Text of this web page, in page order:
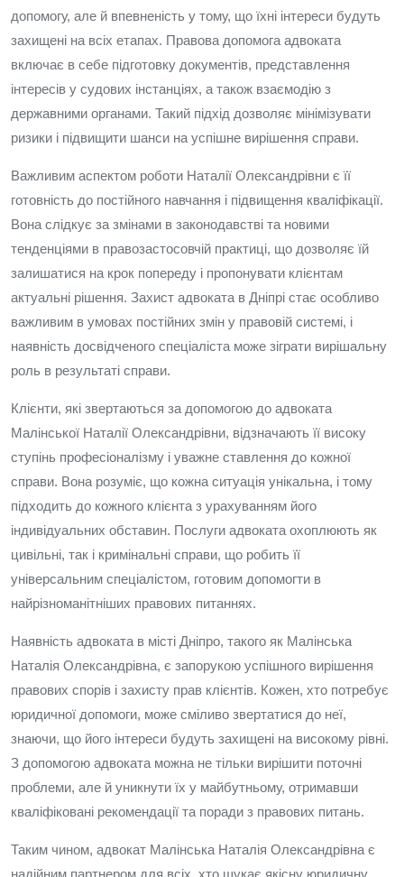
допомогу, але й впевненість у тому, що їхні інтереси будуть
захищені на всіх етапах. Правова допомога адвоката
включає в себе підготовку документів, представлення
інтересів у судових інстанціях, а також взаємодію з
державними органами. Такий підхід дозволяє мінімізувати
ризики і підвищити шанси на успішне вирішення справи.
Важливим аспектом роботи Наталії Олександрівни є її
готовність до постійного навчання і підвищення кваліфікації.
Вона слідкує за змінами в законодавстві та новими
тенденціями в правозастосовчій практиці, що дозволяє їй
залишатися на крок попереду і пропонувати клієнтам
актуальні рішення. Захист адвоката в Дніпрі стає особливо
важливим в умовах постійних змін у правовій системі, і
наявність досвідченого спеціаліста може зіграти вирішальну
роль в результаті справи.
Клієнти, які звертаються за допомогою до адвоката
Малінської Наталії Олександрівни, відзначають її високу
ступінь професіоналізму і уважне ставлення до кожної
справи. Вона розуміє, що кожна ситуація унікальна, і тому
підходить до кожного клієнта з урахуванням його
індивідуальних обставин. Послуги адвоката охоплюють як
цивільні, так і кримінальні справи, що робить її
універсальним спеціалістом, готовим допомогти в
найрізноманітніших правових питаннях.
Наявність адвоката в місті Дніпро, такого як Малінська
Наталія Олександрівна, є запорукою успішного вирішення
правових спорів і захисту прав клієнтів. Кожен, хто потребує
юридичної допомоги, може сміливо звертатися до неї,
знаючи, що його інтереси будуть захищені на високому рівні.
З допомогою адвоката можна не тільки вирішити поточні
проблеми, але й уникнути їх у майбутньому, отримавши
кваліфіковані рекомендації та поради з правових питань.
Таким чином, адвокат Малінська Наталія Олександрівна є
надійним партнером для всіх, хто шукає якісну юридичну